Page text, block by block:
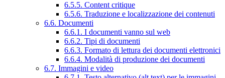
6.5.5. Content critique
6.5.6. Traduzione e localizzazione dei contenuti
6.6. Documenti
6.6.1. I documenti vanno sul web
6.6.2. Tipi di documenti
6.6.3. Formato di lettura dei documenti elettronici
6.6.4. Modalità di produzione dei documenti
6.7. Immagini e video